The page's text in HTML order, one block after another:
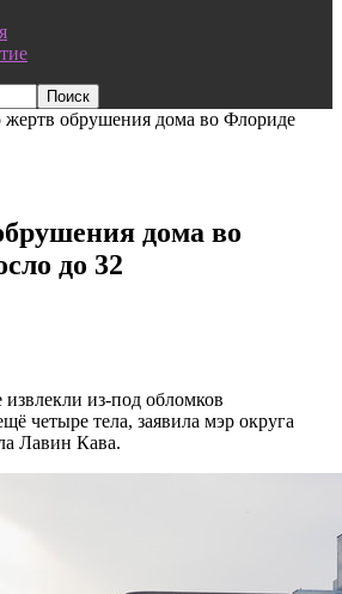
жертв обрушения дома во Флориде
дома во
до 32
из-под обломков
четыре тела, заявила мэр округа
Лавин Кава.